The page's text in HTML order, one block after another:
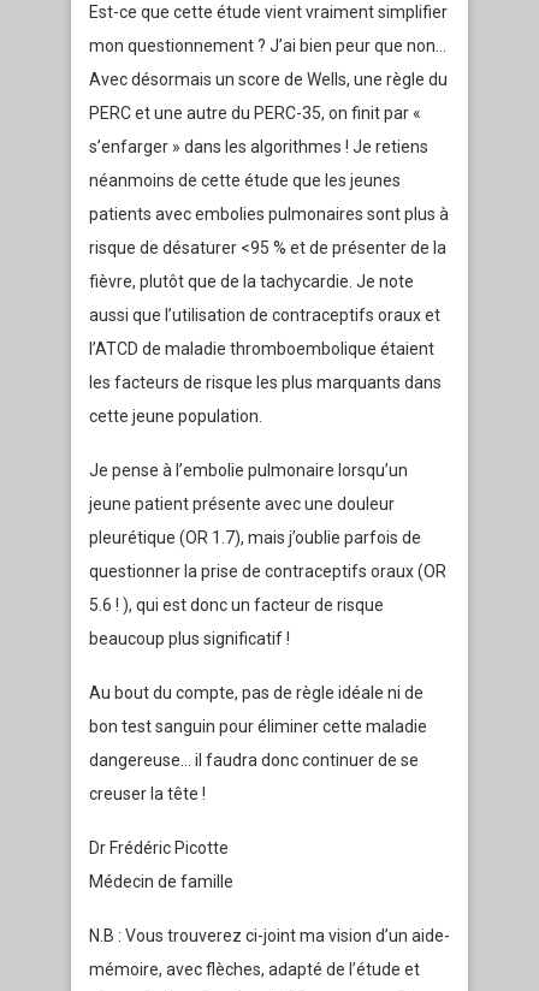
Est-ce que cette étude vient vraiment simplifier
mon questionnement ? J’ai bien peur que non…
Avec désormais un score de Wells, une règle du
PERC et une autre du PERC-35, on finit par «
s’enfarger » dans les algorithmes ! Je retiens
néanmoins de cette étude que les jeunes
patients avec embolies pulmonaires sont plus à
risque de désaturer <95 % et de présenter de la
fièvre, plutôt que de la tachycardie. Je note
aussi que l’utilisation de contraceptifs oraux et
l’ATCD de maladie thromboembolique étaient
les facteurs de risque les plus marquants dans
cette jeune population.
Je pense à l’embolie pulmonaire lorsqu’un
jeune patient présente avec une douleur
pleurétique (OR 1.7), mais j’oublie parfois de
questionner la prise de contraceptifs oraux (OR
5.6 ! ), qui est donc un facteur de risque
beaucoup plus significatif !
Au bout du compte, pas de règle idéale ni de
bon test sanguin pour éliminer cette maladie
dangereuse… il faudra donc continuer de se
creuser la tête !
Dr Frédéric Picotte
Médecin de famille
N.B : Vous trouverez ci-joint ma vision d’un aide-
mémoire, avec flèches, adapté de l’étude et